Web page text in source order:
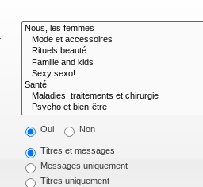
Oui Non
Titres et messages
Messages uniquement
Titres uniquement